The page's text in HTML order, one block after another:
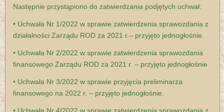
Następnie przystąpiono do zatwierdzania podjętych uchwał:
• Uchwała Nr 1/2022 w sprawie zatwierdzenia sprawozdania z
działalności Zarządu ROD za 2021 r.– przyjęto jednogłośnie.
• Uchwała Nr 2/2022 w sprawie zatwierdzenia sprawozdania
finansowego Zarządu ROD za 2021 r. – przyjęto jednogłośnie
• Uchwała Nr 3/2022 w sprawie przyjęcia preliminarza
finansowego na 2022 r. – przyjęto jednogłośnie.